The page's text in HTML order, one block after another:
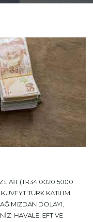
AİT (TR34 0020 5000
TÜRK KATILIM
DOLAYI,
HAVALE, EFT VE